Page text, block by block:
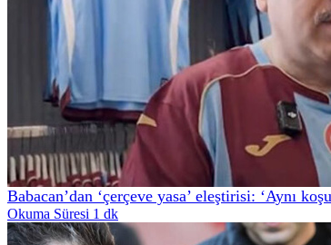
Babacan’dan ‘çerçeve yasa’ eleştirisi: ‘Aynı
Okuma Süresi 1 dk